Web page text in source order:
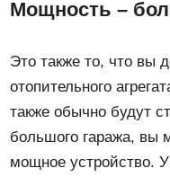
Мощность –
Это также то, что вы
отопительного
также обычно будут
большого гаража, вы
мощное устройство.